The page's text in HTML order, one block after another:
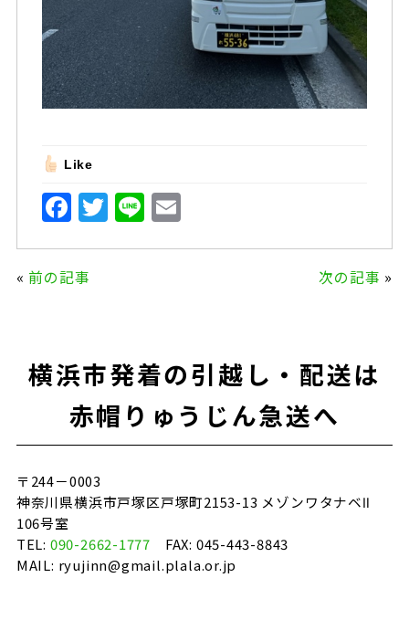
Like
F
a
c
e
o
o
k
T
w
Li
n
E
« 前の記事 次の記事 »
横浜市発着の引越し・配送は
赤帽りゅうじん急送へ
〒244－0003
神奈川県横浜市戸塚区戸塚町2153-13 メゾンワタナベⅡ
106号室
TEL: 090-2662-1777 FAX: 045-443-8843
MAIL: ryujinn@gmail.plala.or.jp